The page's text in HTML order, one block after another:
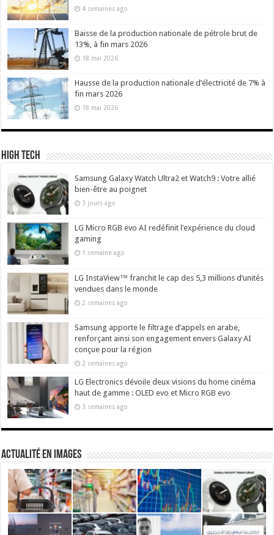
4 semaines ago
Baisse de la production nationale de pétrole brut de
13%, à fin mars 2026
18 mai 2026
Hausse de la production nationale d’électricité de 7% à
fin mars 2026
18 mai 2026
High Tech
Samsung Galaxy Watch Ultra2 et Watch9 : Votre allié
bien-être au poignet
3 jours ago
LG Micro RGB evo AI redéfinit l’expérience du cloud
gaming
1 semaine ago
LG InstaView™ franchit le cap des 5,3 millions d’unités
vendues dans le monde
2 semaines ago
Samsung apporte le filtrage d’appels en arabe,
renforçant ainsi son engagement envers Galaxy AI
conçue pour la région
2 semaines ago
LG Electronics dévoile deux visions du home cinéma
haut de gamme : OLED evo et Micro RGB evo
3 semaines ago
actualité en images